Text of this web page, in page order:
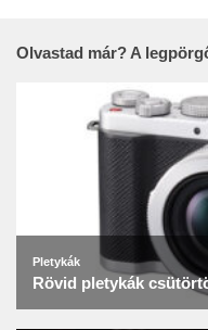
Olvastad már? A